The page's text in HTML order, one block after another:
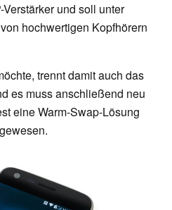
und soll unter
hochwertigen Kopfhörern
trennt damit auch das
es muss anschließend neu
eine Warm-Swap-Lösung